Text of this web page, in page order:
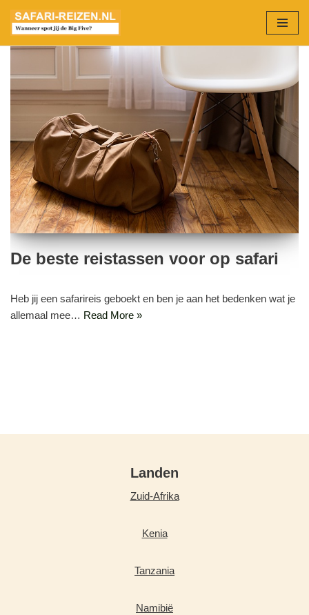
Ga
naar
inhoud
De beste reistassen voor op safari
Heb jij een safarireis geboekt en ben je aan het bedenken wat je
allemaal mee… Read More »
Landen
Zuid-Afrika
Kenia
Tanzania
Namibië